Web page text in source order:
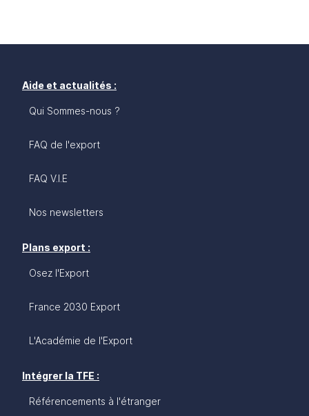
Aide et actualités :
Qui Sommes-nous ?
FAQ de l'export
FAQ V.I.E
Nos newsletters
Plans export :
Osez l'Export
France 2030 Export
L'Académie de l'Export
Intégrer la TFE :
Référencements à l'étranger